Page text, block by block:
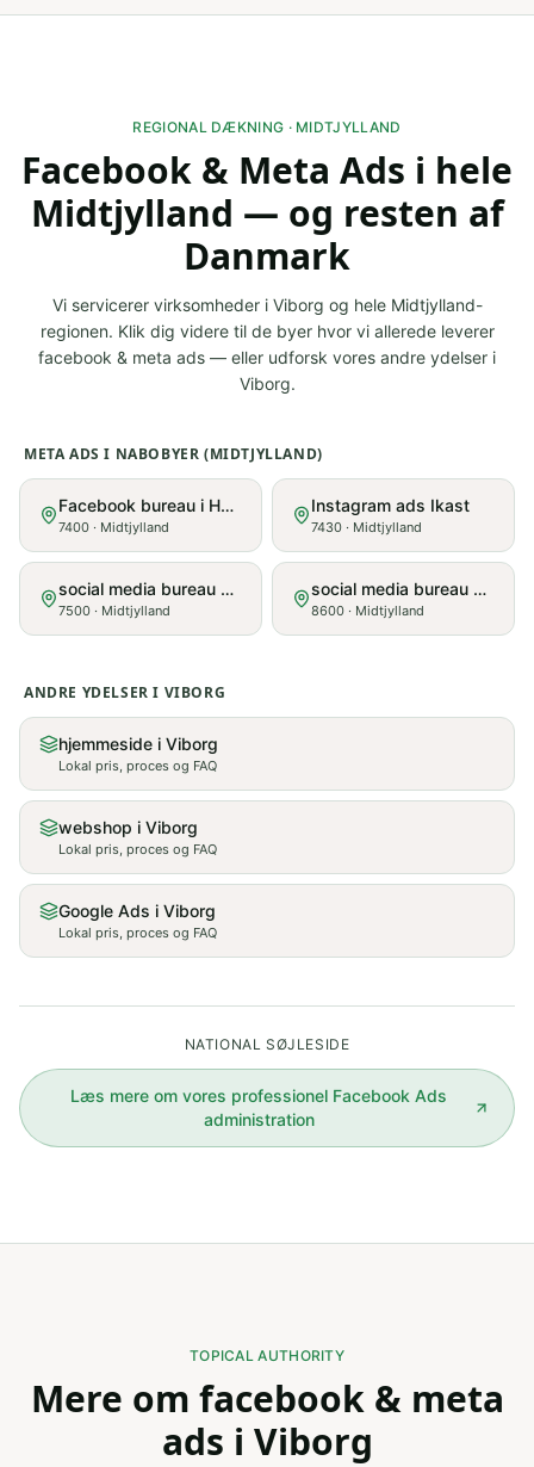
REGIONAL DÆKNING · MIDTJYLLAND
Facebook & Meta Ads i hele
Midtjylland — og resten af
Danmark
Vi servicerer virksomheder i Viborg og hele Midtjylland-
regionen. Klik dig videre til de byer hvor vi allerede leverer
facebook & meta ads — eller udforsk vores andre ydelser i
Viborg.
META ADS I NABOBYER (MIDTJYLLAND)
Facebook bureau i Herning
7400 · Midtjylland
Instagram ads Ikast
7430 · Midtjylland
social media bureau Holstebro
7500 · Midtjylland
social media bureau Silkeborg
8600 · Midtjylland
ANDRE YDELSER I VIBORG
hjemmeside i Viborg
Lokal pris, proces og FAQ
webshop i Viborg
Lokal pris, proces og FAQ
Google Ads i Viborg
Lokal pris, proces og FAQ
NATIONAL SØJLESIDE
Læs mere om vores professionel Facebook Ads
administration
TOPICAL AUTHORITY
Mere om facebook & meta
ads i Viborg